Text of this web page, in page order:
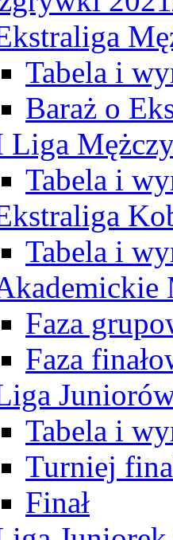
Tabela i
Baraż o
Liga
Tabela i
Tabela i
Faza
Faza
Tabela i
Turniej
Finał